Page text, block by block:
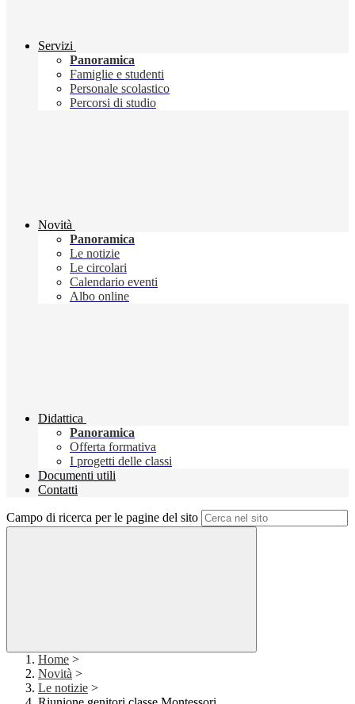
Servizi
Panoramica
Famiglie e studenti
Personale scolastico
Percorsi di studio
Novità
Panoramica
Le notizie
Le circolari
Calendario eventi
Albo online
Didattica
Panoramica
Offerta formativa
I progetti delle classi
Documenti utili
Contatti
Campo di ricerca per le pagine del sito
Home >
Novità >
Le notizie >